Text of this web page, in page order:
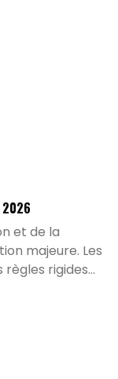
et de la
majeure. Les
règles rigides